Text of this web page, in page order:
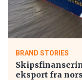
BRAND STORIES
eksport fra